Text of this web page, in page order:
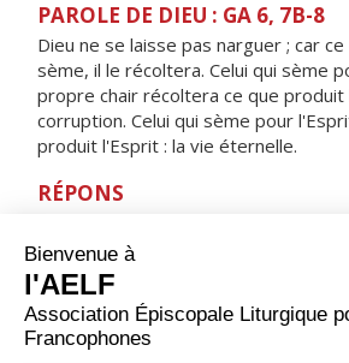
PAROLE DE DIEU : GA 6, 7B-8
Dieu ne se laisse pas narguer ; car
sème, il le récoltera. Celui qui sème
propre chair récoltera ce que produit
corruption. Celui qui sème pour
produit l'Esprit : la vie éternelle.
RÉPONS
ta fidélité demeure d'âge en âge.
ORAISON
Tu protèges, Seigneur, ceux qui
toi rien n'est fort et rien n'est saint :